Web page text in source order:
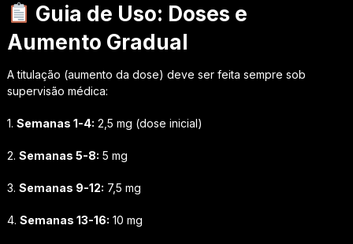
Guia de Uso: Doses e
Aumento Gradual
A titulação (aumento da dose) deve ser feita sempre sob
supervisão médica:
1. Semanas 1-4: 2,5 mg (dose inicial)
2. Semanas 5-8: 5 mg
3. Semanas 9-12: 7,5 mg
4. Semanas 13-16: 10 mg